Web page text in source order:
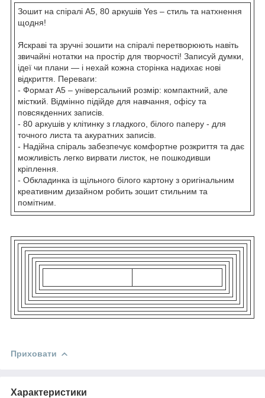
Зошит на спіралі А5, 80 аркушів Yes – стиль та натхнення
щодня!
Яскраві та зручні зошити на спіралі перетворюють навіть
звичайні нотатки на простір для творчості! Записуй думки,
ідеї чи плани — і нехай кожна сторінка надихає нові
відкриття. Переваги:
- Формат А5 – універсальний розмір: компактний, але
місткий. Відмінно підійде для навчання, офісу та
повсякденних записів.
- 80 аркушів у клітинку з гладкого, білого паперу - для
точного листа та акуратних записів.
- Надійна спіраль забезпечує комфортне розкриття та дає
можливість легко вирвати листок, не пошкодивши
кріплення.
- Обкладинка із щільного білого картону з оригінальним
креативним дизайном робить зошит стильним та
помітним.
Приховати
Характеристики